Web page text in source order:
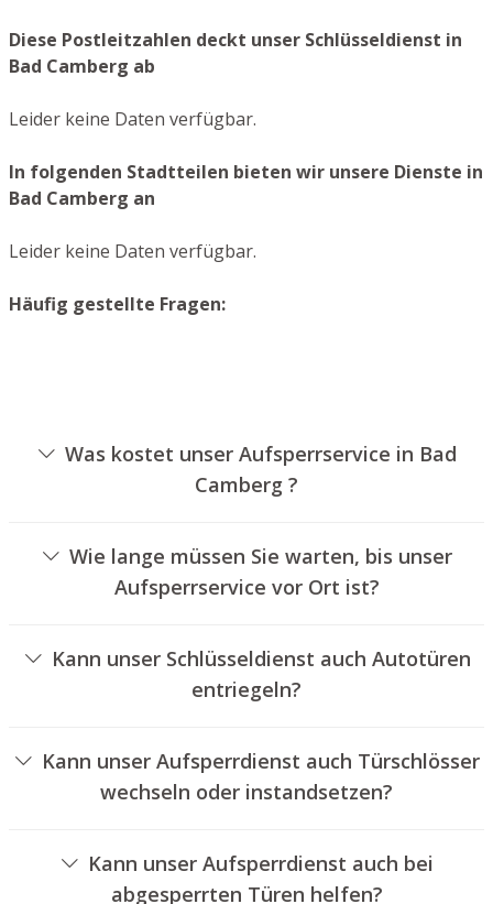
Diese Postleitzahlen deckt unser Schlüsseldienst in
Bad Camberg ab
Leider keine Daten verfügbar.
In folgenden Stadtteilen bieten wir unsere Dienste in
Bad Camberg an
Leider keine Daten verfügbar.
Häufig gestellte Fragen:
Was kostet unser Aufsperrservice in Bad
Camberg ?
hängen von unterschiedlichen Optionen ab, wie zum
Beispiel der Ausführung des Türschlosses, der Dauer der
Arbeiten und eventuellen Kilometerpauschalen. Wir
nachvollziehbare Preisangebote an.
Wie lange müssen Sie warten, bis unser
Aufsperrservice vor Ort ist?
innerhalb von einer halben Stunde vor Ort. Die reelle
Wartezeit hängt von dem Ortsunterschied des
Einsatzortes zu unserem Unternehmen und den
Kann unser Schlüsseldienst auch Autotüren
entriegeln?
Kann unser Aufsperrdienst auch Türschlösser
wechseln oder instandsetzen?
Schlössern an.Kann unser Aufsperrdienst auch bei
abgesperrten Türen helfen?